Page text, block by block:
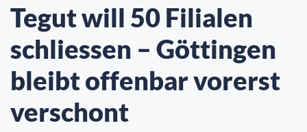
Tegut will 50 Filialen
schliessen – Göttingen
bleibt offenbar vorerst
verschont